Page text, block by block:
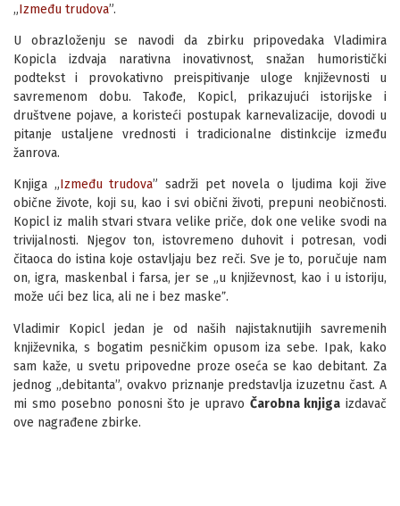
„Između trudova”.
U obrazloženju se navodi da zbirku pripovedaka Vladimira
Kopicla izdvaja narativna inovativnost, snažan humoristički
podtekst i provokativno preispitivanje uloge književnosti u
savremenom dobu. Takođe, Kopicl, prikazujući istorijske i
društvene pojave, a koristeći postupak karnevalizacije, dovodi u
pitanje ustaljene vrednosti i tradicionalne distinkcije između
žanrova.
Knjiga „Između trudova” sadrži pet novela o ljudima koji žive
obične živote, koji su, kao i svi obični životi, prepuni neobičnosti.
Кopicl iz malih stvari stvara velike priče, dok one velike svodi na
trivijalnosti. Njegov ton, istovremeno duhovit i potresan, vodi
čitaoca do istina koje ostavljaju bez reči. Sve je to, poručuje nam
on, igra, maskenbal i farsa, jer se „u književnost, kao i u istoriju,
može ući bez lica, ali ne i bez maskeˮ.
Vladimir Kopicl jedan je od naših najistaknutijih savremenih
književnika, s bogatim pesničkim opusom iza sebe. Ipak, kako
sam kaže, u svetu pripovedne proze oseća se kao debitant. Za
jednog „debitanta”, ovakvo priznanje predstavlja izuzetnu čast. A
mi smo posebno ponosni što je upravo Čarobna knjiga izdavač
ove nagrađene zbirke.